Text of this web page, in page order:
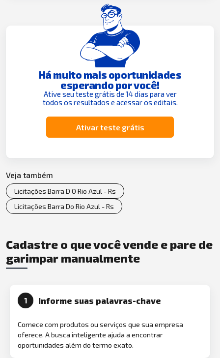
Há muito mais oportunidades
esperando por você!
Ative seu teste grátis de 14 dias para ver
todos os resultados e acessar os editais.
Ativar teste grátis
Veja também
Licitações Barra D O Rio Azul - Rs
Licitações Barra Do Rio Azul - Rs
Cadastre o que você vende e pare de
garimpar manualmente
1 Informe suas palavras-chave
Comece com produtos ou serviços que sua empresa
oferece. A busca inteligente ajuda a encontrar
oportunidades além do termo exato.